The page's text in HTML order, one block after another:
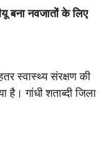
बना नवजातों के लिए
स्वास्थ्य संरक्षण की
गांधी शताब्दी जिला